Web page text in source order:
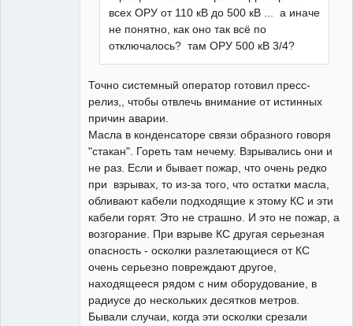
всех ОРУ от 110 кВ до 500 кВ ... а иначе
не понятно, как оно так всё по
отключалось? там ОРУ 500 кВ 3/4?
Точно системный оператор готовил пресс-
релиз,, чтобы отвлечь внимание от истинных
причин аварии.
Масла в конденсаторе связи образного говоря
"стакан". Гореть там нечему. Взрывались они и
не раз. Если и бывает пожар, что очень редко
при взрывах, то из-за того, что остатки масла,
обливают кабели подходящие к этому КС и эти
кабели горят. Это не страшно. И это не пожар, а
возгорание. При взрыве КС другая серьезная
опасность - осколки разлетающиеся от КС
очень серьезно повреждают другое,
находящееся рядом с ним оборудование, в
радиусе до нескольких десятков метров.
Бывали случаи, когда эти осколки срезали